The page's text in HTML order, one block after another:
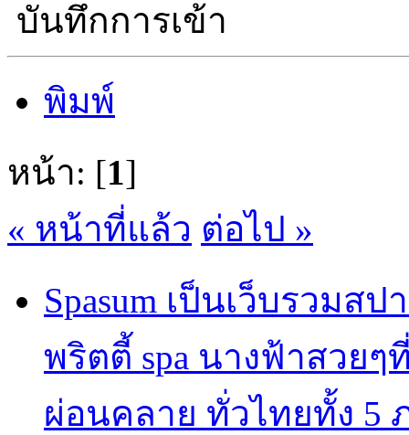
บันทึกการเข้า
พิมพ์
หน้า: [1]
« หน้าที่แล้ว ต่อไป »
Spasum เป็นเว็บรวม
พริตตี้ spa นางฟ้าสวย
ผ่อนคลาย ทั่วไทยทั้ง 5